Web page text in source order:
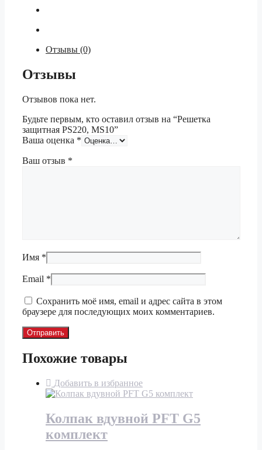
Отзывы (0)
Отзывы
Отзывов пока нет.
Будьте первым, кто оставил отзыв на “Решетка
защитная PS220, MS10”
Ваша оценка *
Ваш отзыв *
Имя *
Email *
Сохранить моё имя, email и адрес сайта в этом
браузере для последующих моих комментариев.
Похожие товары
Добавить в избранное
Колпак вдувной PFT G5
комплект